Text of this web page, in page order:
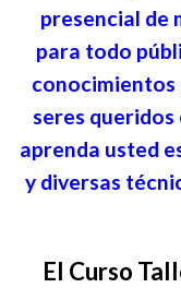
presencial de
para todo
conocimientos
seres queridos
aprenda usted
y diversas
El Curso